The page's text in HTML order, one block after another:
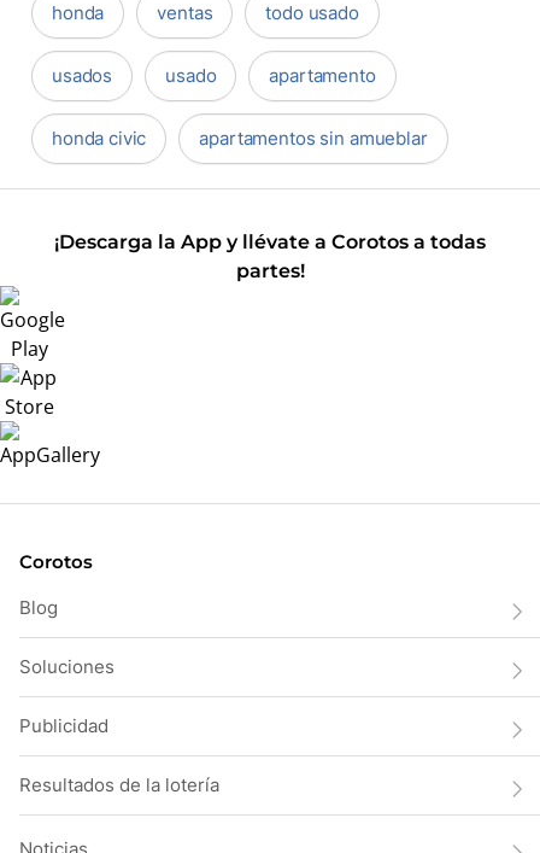
honda ventas todo usado
usados usado apartamento
honda civic apartamentos sin amueblar
¡Descarga la App y llévate a Corotos a todas
partes!
Corotos
Blog
Soluciones
Publicidad
Resultados de la lotería